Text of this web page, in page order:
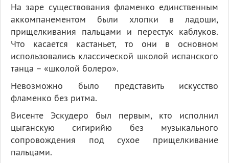
На заре существования фламенко единственным
аккомпанементом были хлопки в ладоши,
прищелкивания пальцами и перестук каблуков.
Что касается кастаньет, то они в основном
использовались классической школой испанского
танца – «школой болеро».
Невозможно было представить искусство
фламенко без ритма.
Висенте Эскудеро был первым, кто исполнил
цыганскую сигирийю без музыкального
сопровождения под сухое прищелкивание
пальцами.